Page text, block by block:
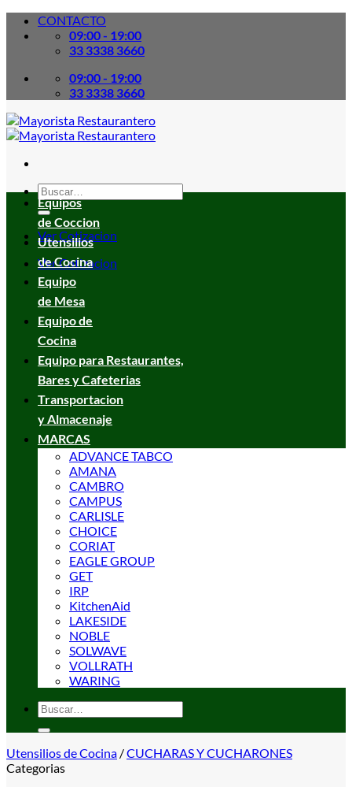
Skip
CONTACTO
09:00 - 19:00
33 3338 3660
09:00 - 19:00
33 3338 3660
Buscar
por:
Ver Cotizacion
Ver Cotizacion
Equipos
de Coccion
Utensilios
de Cocina
Equipo
de Mesa
Equipo de
Cocina
Equipo para Restaurantes,
Bares y Cafeterias
Transportacion
y Almacenaje
MARCAS
ADVANCE TABCO
AMANA
CAMBRO
CAMPUS
CARLISLE
CHOICE
CORIAT
EAGLE GROUP
GET
IRP
KitchenAid
LAKESIDE
NOBLE
SOLWAVE
VOLLRATH
WARING
Buscar
por:
Utensilios de Cocina /CUCHARAS Y CUCHARONES
Categorias